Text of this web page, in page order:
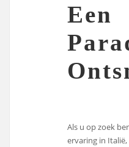
Een
Als u op zoek
ervaring in